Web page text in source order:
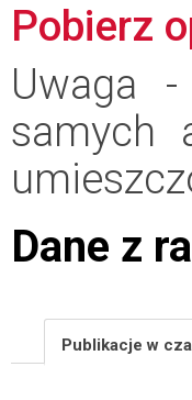
Pobierz
Uwaga
samych
Dane z
Publikacje w